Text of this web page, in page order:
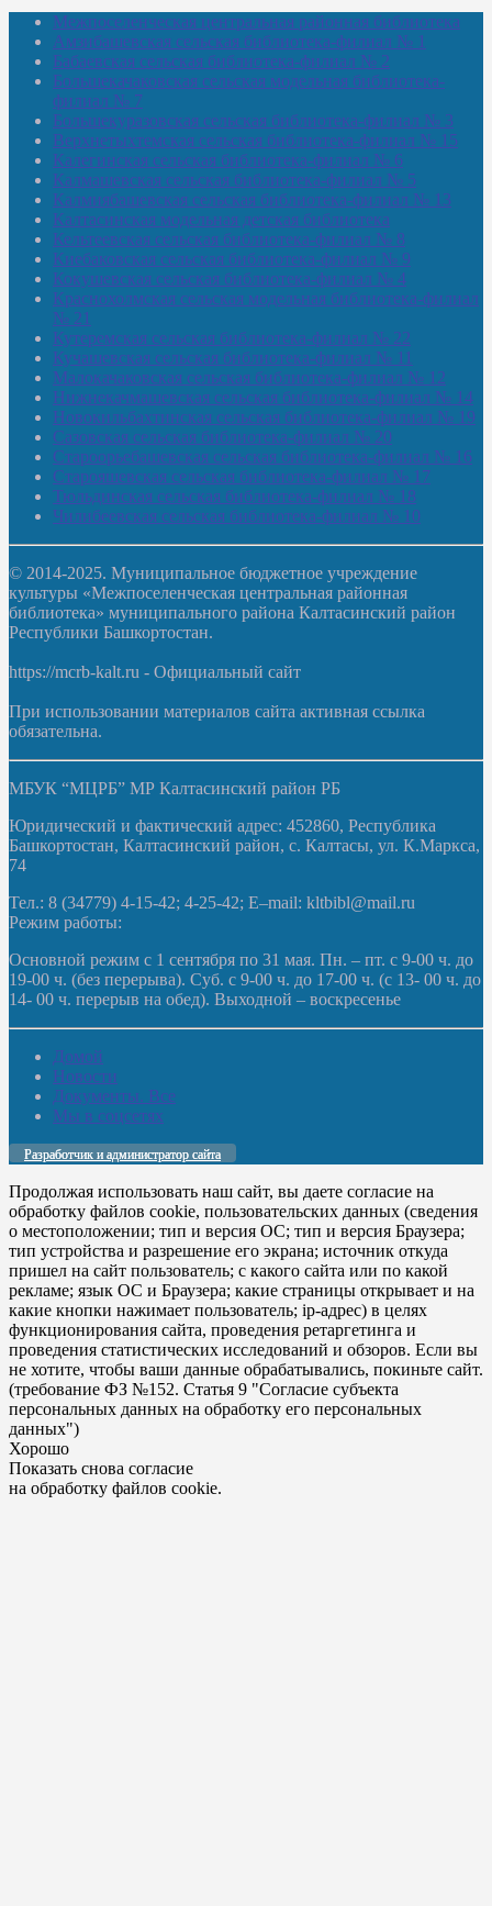
Межпоселенческая центральная районная библиотека
Амзибашевская сельская библиотека-филиал № 1
Бабаевская сельская библиотека-филиал № 2
Большекачаковская сельская модельная библиотека-
филиал № 7
Большекуразовская сельская библиотека-филиал № 3
Верхнетыхтемская сельская библиотека-филиал № 15
Калегинская сельская библиотека-филиал № 6
Калмашевская сельская библиотека-филиал № 5
Калмиябашевская сельская библиотека-филиал № 13
Калтасинская модельная детская библиотека
Кельтеевская сельская библиотека-филиал № 8
Киебаковская сельская библиотека-филиал № 9
Кокушевская сельская библиотека-филиал № 4
Краснохолмская сельская модельная библиотека-филиал
№ 21
Кутеремская сельская библиотека-филиал № 22
Кучашевская сельская библиотека-филиал № 11
Малокачаковская сельская библиотека-филиал № 12
Нижнекачмашевская сельская библиотека-филиал № 14
Новокильбахтинская сельская библиотека-филиал № 19
Сазовская сельская библиотека-филиал № 20
Староорьебашевская сельская библиотека-филиал № 16
Старояшевская сельская библиотека-филиал № 17
Тюльдинская сельская библиотека-филиал № 18
Чилибеевская сельская библиотека-филиал № 10
© 2014-2025. Муниципальное бюджетное учреждение
культуры «Межпоселенческая центральная районная
библиотека» муниципального района Калтасинский район
Республики Башкортостан.
https://mcrb-kalt.ru - Официальный сайт
При использовании материалов сайта активная ссылка
обязательна.
МБУК “МЦРБ” МР Калтасинский район РБ
Юридический и фактический адрес: 452860, Республика
Башкортостан, Калтасинский район, с. Калтасы, ул. К.Маркса,
74
Тел.: 8 (34779) 4-15-42; 4-25-42; E–mail: kltbibl@mail.ru
Режим работы:
Основной режим с 1 сентября по 31 мая. Пн. – пт. с 9-00 ч. до
19-00 ч. (без перерыва). Суб. с 9-00 ч. до 17-00 ч. (с 13- 00 ч. до
14- 00 ч. перерыв на обед). Выходной – воскресенье
Домой
Новости
Документы. Все
Мы в соцсетях
Разработчик и администратор сайта
Продолжая использовать наш сайт, вы даете согласие на
обработку файлов cookie, пользовательских данных (сведения
о местоположении; тип и версия ОС; тип и версия Браузера;
тип устройства и разрешение его экрана; источник откуда
пришел на сайт пользователь; с какого сайта или по какой
рекламе; язык ОС и Браузера; какие страницы открывает и на
какие кнопки нажимает пользователь; ip-адрес) в целях
функционирования сайта, проведения ретаргетинга и
проведения статистических исследований и обзоров. Если вы
не хотите, чтобы ваши данные обрабатывались, покиньте сайт.
(требование ФЗ №152. Статья 9 "Согласие субъекта
персональных данных на обработку его персональных
данных")
Хорошо
Показать снова согласие
на обработку файлов cookie.